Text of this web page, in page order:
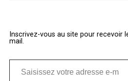
Inscrivez-vous au site pour recevoir
mail.
Saisissez votre adresse e-mail…